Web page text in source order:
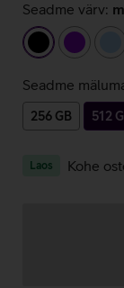
Seadme värv:
must
lilla
Seadme
256 GB 512
Laos Kohe